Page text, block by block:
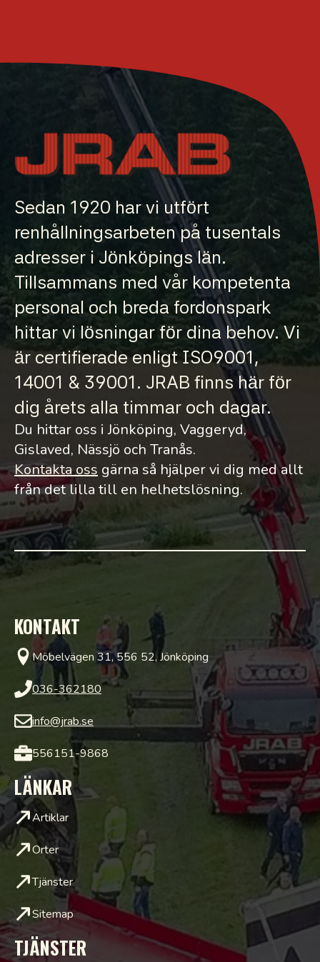
Sedan 1920 har vi utfört
renhållningsarbeten på tusentals
adresser i Jönköpings län.
Tillsammans med vår kompetenta
personal och breda fordonspark
hittar vi lösningar för dina behov. Vi
är certifierade enligt ISO9001,
14001 & 39001. JRAB finns här för
dig årets alla timmar och dagar.
Du hittar oss i Jönköping, Vaggeryd,
Gislaved, Nässjö och Tranås.
Kontakta oss gärna så hjälper vi dig med allt
från det lilla till en helhetslösning.
KONTAKT
Möbelvägen 31, 556 52, Jönköping
036-362180
info@jrab.se
556151-9868
LÄNKAR
Artiklar
Orter
Tjänster
Sitemap
TJÄNSTER